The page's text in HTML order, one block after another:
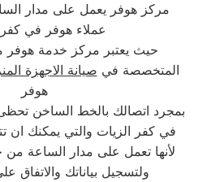
عملاء هوفر في كفر
حيث يعتبر مركز خدمة هوفر
المتخصصة في صيانة الاجهزة
هوفر
بمجرد اتصالك بالخط الساخن
في كفر الزيات والتي يمكنك
لأنها تعمل على مدار الساعة من
ولتسجيل بياناتك والاتفاق